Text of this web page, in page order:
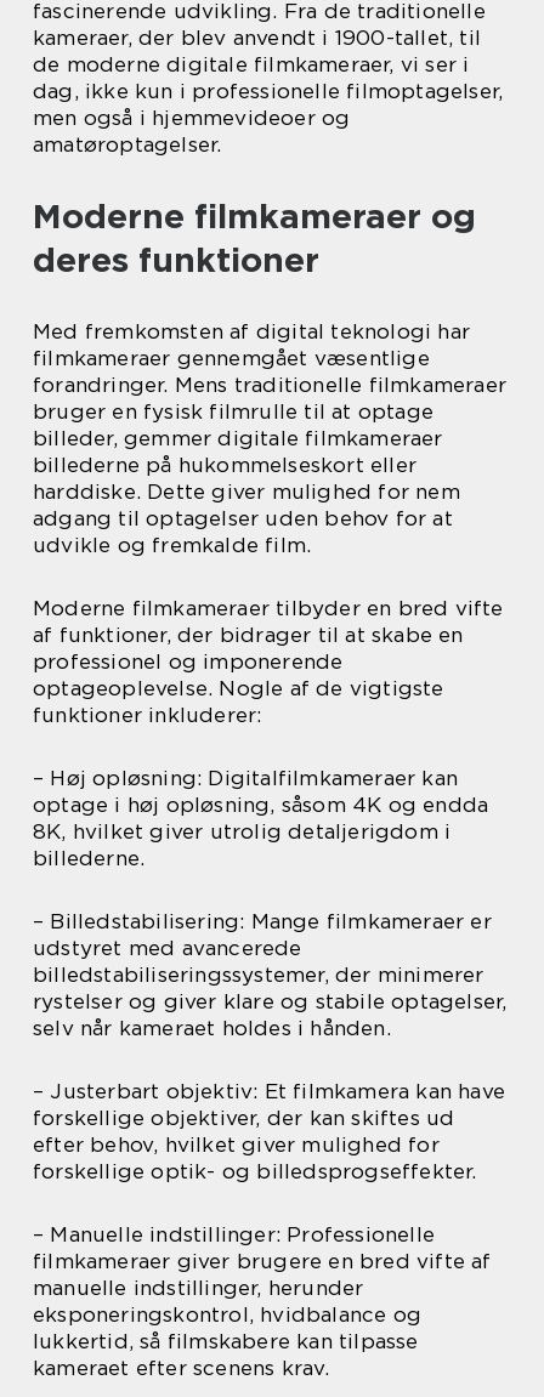
fascinerende udvikling. Fra de traditionelle
kameraer, der blev anvendt i 1900-tallet, til
de moderne digitale filmkameraer, vi ser i
dag, ikke kun i professionelle filmoptagelser,
men også i hjemmevideoer og
amatøroptagelser.
Moderne filmkameraer og
deres funktioner
Med fremkomsten af digital teknologi har
filmkameraer gennemgået væsentlige
forandringer. Mens traditionelle filmkameraer
bruger en fysisk filmrulle til at optage
billeder, gemmer digitale filmkameraer
billederne på hukommelseskort eller
harddiske. Dette giver mulighed for nem
adgang til optagelser uden behov for at
udvikle og fremkalde film.
Moderne filmkameraer tilbyder en bred vifte
af funktioner, der bidrager til at skabe en
professionel og imponerende
optageoplevelse. Nogle af de vigtigste
funktioner inkluderer:
– Høj opløsning: Digitalfilmkameraer kan
optage i høj opløsning, såsom 4K og endda
8K, hvilket giver utrolig detaljerigdom i
billederne.
– Billedstabilisering: Mange filmkameraer er
udstyret med avancerede
billedstabiliseringssystemer, der minimerer
rystelser og giver klare og stabile optagelser,
selv når kameraet holdes i hånden.
– Justerbart objektiv: Et filmkamera kan have
forskellige objektiver, der kan skiftes ud
efter behov, hvilket giver mulighed for
forskellige optik- og billedsprogseffekter.
– Manuelle indstillinger: Professionelle
filmkameraer giver brugere en bred vifte af
manuelle indstillinger, herunder
eksponeringskontrol, hvidbalance og
lukkertid, så filmskabere kan tilpasse
kameraet efter scenens krav.